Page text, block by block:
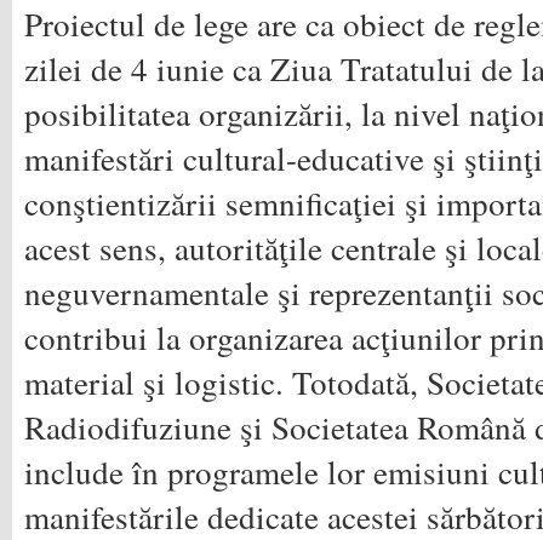
Proiectul de lege are ca obiect de
zilei de 4 iunie ca Ziua Tratatului de
posibilitatea organizării, la nivel
manifestări cultural-educative şi
conştientizării semnificaţiei şi
acest sens, autorităţile centrale şi
neguvernamentale şi reprezentanţii
contribui la organizarea acţiunilor
material şi logistic. Totodată,
Radiodifuziune şi Societatea Română
include în programele lor emisiuni
manifestările dedicate acestei